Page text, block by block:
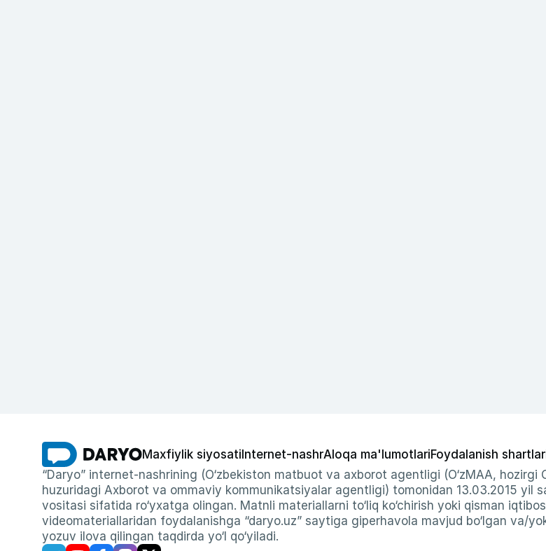
Maxfiylik siyosati Internet-nashrAloqa ma'lumotlariFoydalanish
“Daryo” internet-nashrining (O‘zbekiston matbuot va axborot agentligi (O‘zMAA,
huzuridagi Axborot va ommaviy kommunikatsiyalar agentligi) tomonidan 13.03.2015 yil
vositasi sifatida ro‘yxatga olingan. Matnli materiallarni to‘liq ko‘chirish yoki qisman
videomateriallaridan foydalanishga “daryo.uz” saytiga giperhavola mavjud bo‘lgan va/
yozuv ilova qilingan taqdirda yo‘l qo‘yiladi.